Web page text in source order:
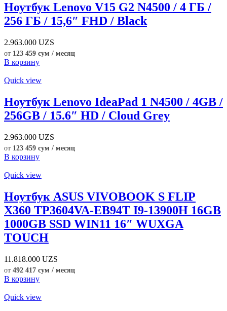
Ноутбук Lenovo V15 G2 N4500 / 4 ГБ /
256 ГБ / 15,6″ FHD / Black
2.963.000 UZS
от 123 459 сум / месяц
В корзину
Quick view
Ноутбук Lenovo IdeaPad 1 N4500 / 4GB /
256GB / 15.6″ HD / Cloud Grey
2.963.000 UZS
от 123 459 сум / месяц
В корзину
Quick view
Ноутбук ASUS VIVOBOOK S FLIP
X360 TP3604VA-EB94T I9-13900H 16GB
1000GB SSD WIN11 16″ WUXGA
TOUCH
11.818.000 UZS
от 492 417 сум / месяц
В корзину
Quick view